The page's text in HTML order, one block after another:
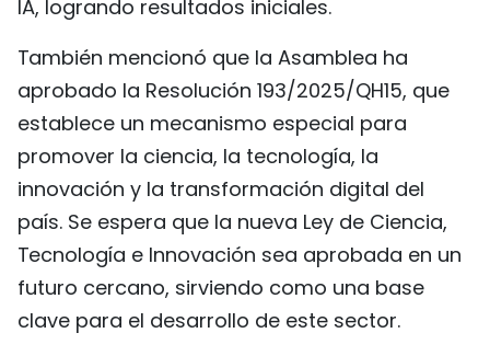
IA, logrando resultados iniciales.
También mencionó que la Asamblea ha
aprobado la Resolución 193/2025/QH15, que
establece un mecanismo especial para
promover la ciencia, la tecnología, la
innovación y la transformación digital del
país. Se espera que la nueva Ley de Ciencia,
Tecnología e Innovación sea aprobada en un
futuro cercano, sirviendo como una base
clave para el desarrollo de este sector.